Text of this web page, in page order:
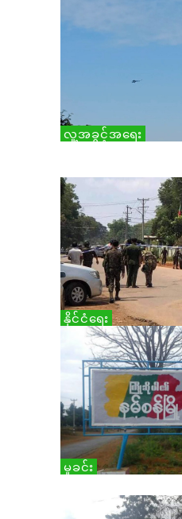
လူ့အခွင့်အရေး
နိုင်ငံရေး
မှုခင်း